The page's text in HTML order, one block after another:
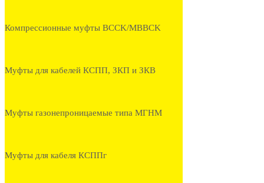
Компрессионные муфты BCCK/MBBCK
Муфты для кабелей КСПП, ЗКП и ЗКВ
Муфты газонепроницаемые типа МГНМ
Муфты для кабеля КСППг